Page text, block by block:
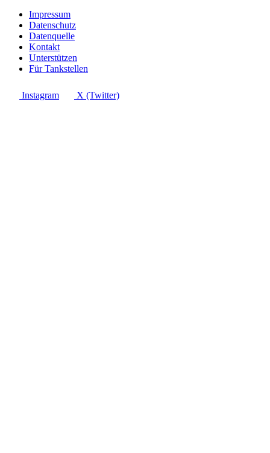
Impressum
Datenschutz
Datenquelle
Kontakt
Unterstützen
Für Tankstellen
Instagram X (Twitter)